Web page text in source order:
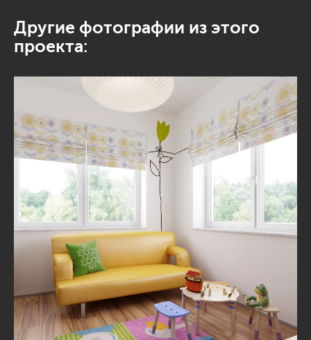
Другие фотографии из этого
проекта: